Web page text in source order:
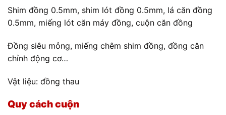
Shim đồng 0.5mm, shim lót đồng 0.5mm, lá căn đồng
0.5mm, miếng lót căn máy đồng, cuộn căn đồng
Đồng siêu mỏng, miếng chêm shim đồng, đồng căn
chỉnh động cơ…
Vật liệu: đồng thau
Quy cách cuộn